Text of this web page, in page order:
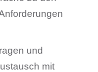
und
mit